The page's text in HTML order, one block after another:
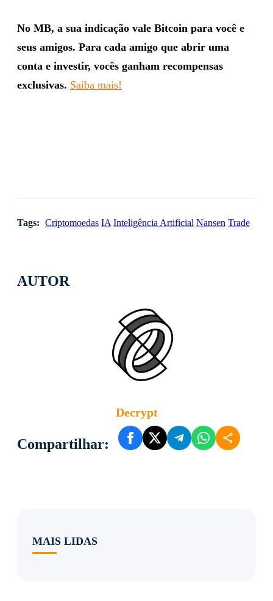
AUTOR
Decrypt
Compartilhar:
No MB, a sua indicação vale Bitcoin para você e
seus amigos. Para cada amigo que abrir uma
conta e investir, vocês ganham recompensas
exclusivas. Saiba mais!
Tags: Criptomoedas IA Inteligência Artificial Nansen Trade
MAIS LIDAS